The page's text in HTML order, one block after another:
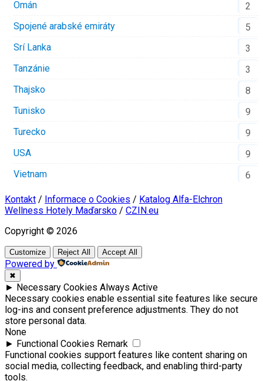
Omán
2
Spojené arabské emiráty
5
Srí Lanka
3
Tanzánie
3
Thajsko
8
Tunisko
9
Turecko
9
USA
9
Vietnam
6
Kontakt / Informace o Cookies / Katalog Alfa-Elchron
Wellness Hotely Maďarsko / CZIN.eu
Copyright © 2026
Customize Reject All Accept All
Powered by
✖
► Necessary Cookies Always Active
Necessary cookies enable essential site features like secure
log-ins and consent preference adjustments. They do not
store personal data.
None
► Functional Cookies Remark
Functional cookies support features like content sharing on
social media, collecting feedback, and enabling third-party
tools.